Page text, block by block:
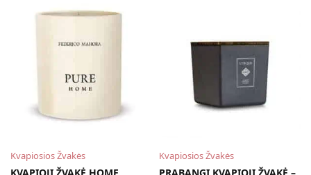
Kvapiosios Žvakės Kvapiosios Žvakės